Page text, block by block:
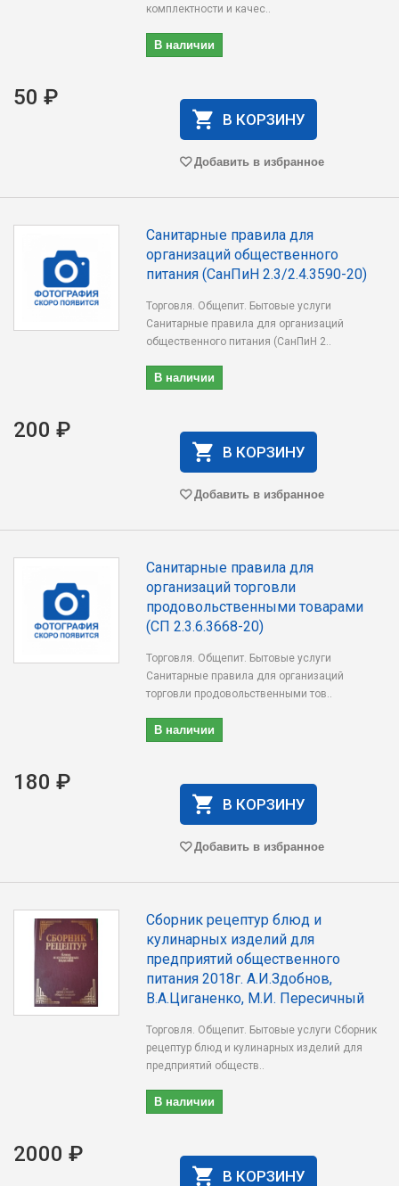
комплектности и качес..
В наличии
50 ₽
В КОРЗИНУ
Добавить в избранное
Санитарные правила для
организаций общественного
питания (СанПиН 2.3/2.4.3590-20)
Торговля. Общепит. Бытовые услуги
Санитарные правила для организаций
общественного питания (СанПиН 2..
В наличии
200 ₽
В КОРЗИНУ
Добавить в избранное
Санитарные правила для
организаций торговли
продовольственными товарами
(СП 2.3.6.3668-20)
Торговля. Общепит. Бытовые услуги
Санитарные правила для организаций
торговли продовольственными тов..
В наличии
180 ₽
В КОРЗИНУ
Добавить в избранное
Сборник рецептур блюд и
кулинарных изделий для
предприятий общественного
питания 2018г. А.И.Здобнов,
В.А.Циганенко, М.И. Пересичный
Торговля. Общепит. Бытовые услуги Сборник
рецептур блюд и кулинарных изделий для
предприятий обществ..
В наличии
2000 ₽
В КОРЗИНУ